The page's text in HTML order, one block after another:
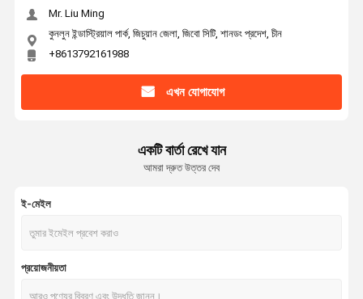
Mr. Liu Ming
কুনলুন ইন্ডাস্ট্রিয়াল পার্ক, জিচুয়ান জেলা, জিবো সিটি, শানডং প্রদেশ, চীন
+8613792161988
এখন যোগাযোগ
একটি বার্তা রেখে যান
আমরা দ্রুত উত্তর দেব
ই-মেইল
প্রয়োজনীয়তা